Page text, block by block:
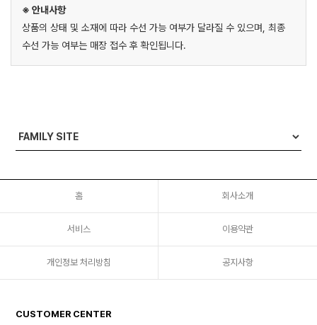
※ 안내사항
상품의 상태 및 소재에 따라 수선 가능 여부가 달라질 수 있으며, 최종
수선 가능 여부는 매장 접수 후 확인됩니다.
홈 회사소개
서비스 이용약관
개인정보 처리방침 공지사항
CUSTOMER CENTER